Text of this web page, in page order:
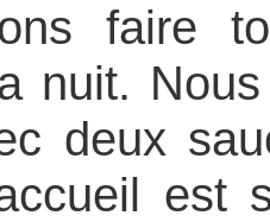
faire
nuit.
deux
est